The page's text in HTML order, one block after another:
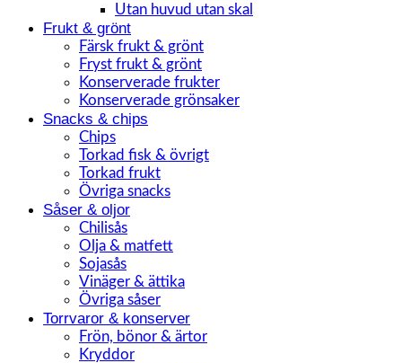
Utan huvud utan skal
Frukt & grönt
Färsk frukt & grönt
Fryst frukt & grönt
Konserverade frukter
Konserverade grönsaker
Snacks & chips
Chips
Torkad fisk & övrigt
Torkad frukt
Övriga snacks
Såser & oljor
Chilisås
Olja & matfett
Sojasås
Vinäger & ättika
Övriga såser
Torrvaror & konserver
Frön, bönor & ärtor
Kryddor